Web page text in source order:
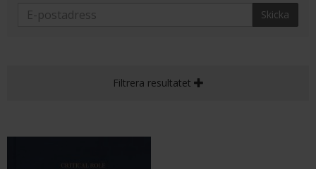
Skicka
Filtrera resultatet